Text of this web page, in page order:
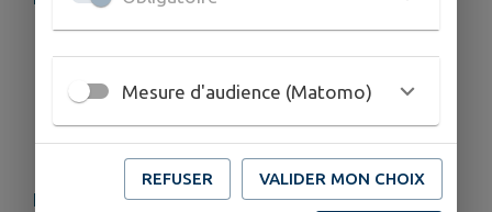
avoir au moins 23 ans,
ne pas se trouver dans un cas d'incapacité ou
d'incompatibilité avec les fonctions de juré.
En tant que citoyen, tout électeur peut être
Mesure d'audience (Matomo)
REFUSER VALIDER MON CHOIX